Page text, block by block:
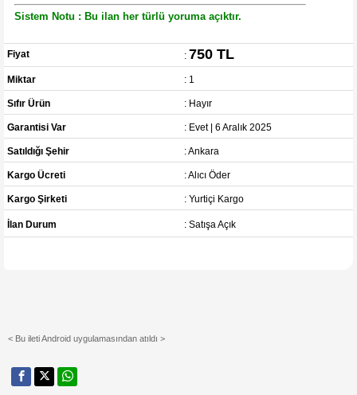
Sistem Notu : Bu ilan her türlü yoruma açıktır.
Fiyat : 750 TL
Miktar : 1
Sıfır Ürün : Hayır
Garantisi Var : Evet | 6 Aralık 2025
Satıldığı Şehir : Ankara
Kargo Ücreti : Alıcı Öder
Kargo Şirketi : Yurtiçi Kargo
İlan Durum : Satışa Açık
< Bu ileti Android uygulamasından atıldı >